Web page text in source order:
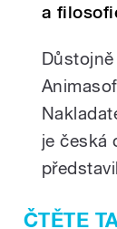
a
je česká